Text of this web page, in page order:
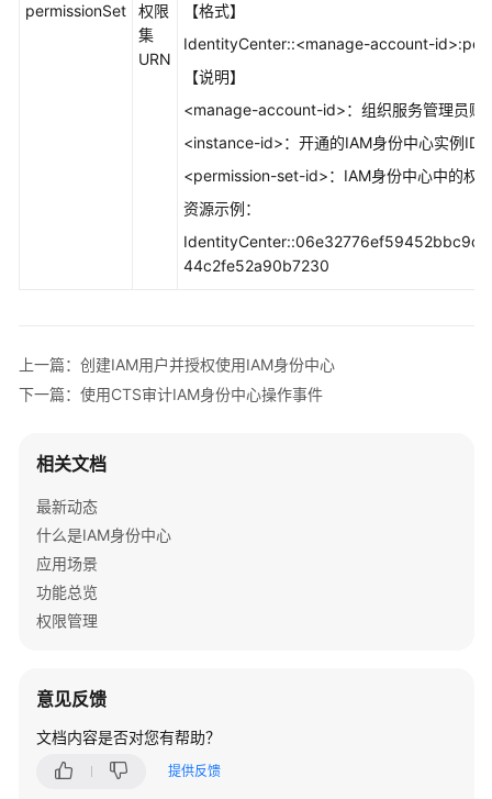
permissionSet
权限
集
URN
【格式】
IdentityCenter::<manage-account-
【说明】
<manage-account-id>：组织服务管理员账
<instance-id>：开通的IAM身份中心实例ID
<permission-set-id>：IAM身份中心中的权
资源示例：
44c2fe52a90b7230
上一篇：创建IAM用户并授权使用IAM身份中心
下一篇：使用CTS审计IAM身份中心操作事件
相关文档
最新动态
什么是IAM身份中心
应用场景
功能总览
权限管理
意见反馈
文档内容是否对您有帮助？
提供反馈